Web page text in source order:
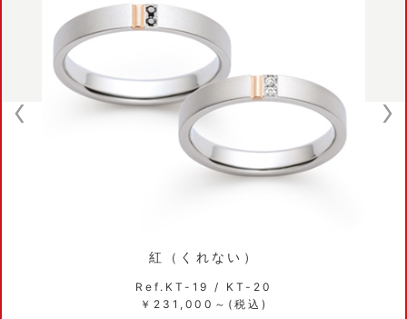
紅（くれない）
Ref.KT-19 / KT-20
￥231,000～(税込)